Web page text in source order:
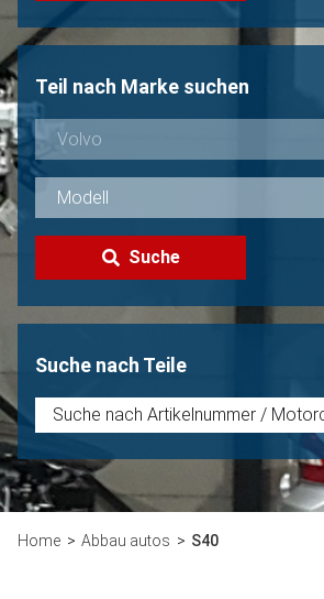
Teil nach Marke suchen
Suche
Suche nach Teile
Home Abbau autos S40